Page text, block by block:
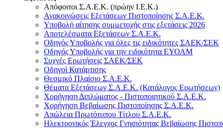
Απόφοιτοι Σ.Α.Ε.Κ. (πρώην Ι.Ε.Κ.)
Ανακοινώσεις Εξετάσεων Πιστοποίησης Σ.Α.Ε.Κ.
Υποβολή αίτησης συμμετοχής στις εξετάσεις 2026
Αποτελέσματα Εξετάσεων Σ.Α.Ε.Κ.
Οδηγός Υποβολής για όλες τις ειδικότητες ΣΑΕΚ/ΣΕΚ
Οδηγός Υποβολής για την ειδικότητα ΕΥΟΑΜ
Συχνές Ερωτήσεις ΣΑΕΚ/ΣΕΚ
Οδηγοί Κατάρτισης
Θεσμικό Πλαίσιο Σ.Α.Ε.Κ.
Θέματα Εξετάσεων Σ.Α.Ε.Κ. (Κατάλογος Ερωτήσεων)
Χορήγηση Διπλώματος - Πιστοποιητικού Σ.Α.Ε.Κ.
Χορήγηση Βεβαίωσης Πιστοποίησης Σ.Α.Ε.Κ.
Απώλεια Πρωτότυπου Τίτλου Σ.Α.Ε.Κ.
Ηλεκτρονικός Έλεγχος Γνησιότητας Βεβαίωσης